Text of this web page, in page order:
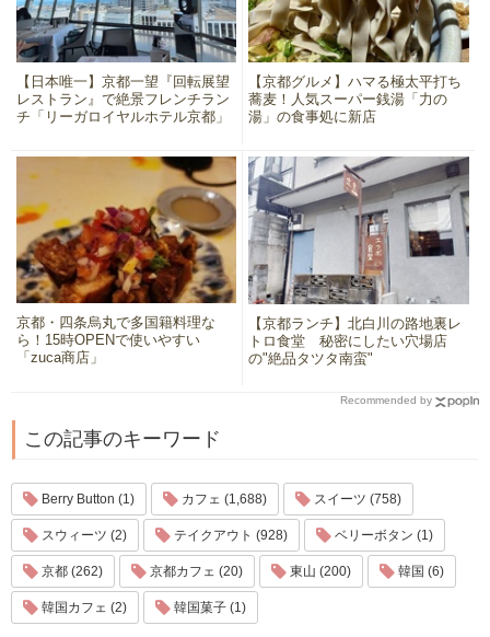
【日本唯一】京都一望『回転展望
レストラン』で絶景フレンチラン
チ「リーガロイヤルホテル京都」
【京都グルメ】ハマる極太平打ち
蕎麦！人気スーパー銭湯「力の
湯」の食事処に新店
京都・四条烏丸で多国籍料理な
ら！15時OPENで使いやすい
「zuca商店」
【京都ランチ】北白川の路地裏レ
トロ食堂 秘密にしたい穴場店
の"絶品タツタ南蛮"
Recommended by
この記事のキーワード
Berry Button (1) カフェ (1,688) スイーツ (758)
スウィーツ (2) テイクアウト (928) ベリーボタン (1)
京都 (262) 京都カフェ (20) 東山 (200) 韓国 (6)
韓国カフェ (2) 韓国菓子 (1)